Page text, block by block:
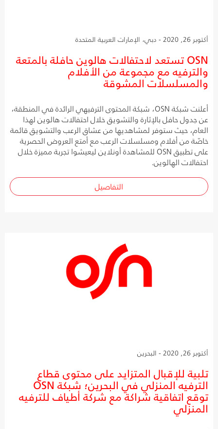
أكتوبر 26, 2020 - دبي، الإمارات العربية المتحدة
OSN تستعد لاحتفالات هالوين حافلة بالمتعة
والترفيه مع مجموعة من الأفلام
والمسلسلات المشوقة
أعلنت شبكة OSN، شبكة المحتوى الترفيهي الرائدة في المنطقة،
عن جدول حافل بالإثارة والتشويق خلال احتفالات هالوين لهذا
العام، حيث ستوفر لمشاهديها من عشاق الرعب والتشويق قائمة
خاصّة من أفلام ومسلسلات الرعب مع أمتع العروض الحصرية
على تطبيق OSN للمشاهدة أونلاين ليعيشوا تجربة مميزة خلال
احتفالات الهالوين.
التفاصيل
أكتوبر 26, 2020 - البحرين
تلبية للإقبال المتزايد على محتوى قطاع
الترفيه المنزلي في البحرين؛ شبكة OSN
توقع اتفاقية شراكة مع شركة أطياف للترفيه
المنزلي